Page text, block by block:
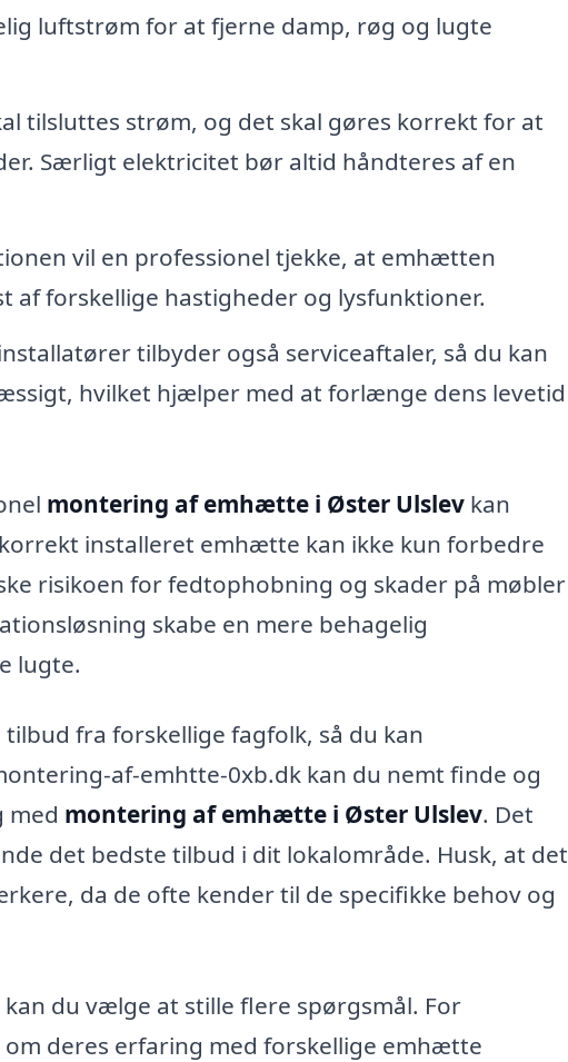
luftstrøm for at fjerne damp, røg og lugte
tilsluttes strøm, og det skal gøres korrekt for at
Særligt elektricitet bør altid håndteres af en
vil en professionel tjekke, at emhætten
af forskellige hastigheder og lysfunktioner.
tilbyder også serviceaftaler, så du kan
hvilket hjælper med at forlænge dens levetid
montering af emhætte i Øster Ulslev kan
installeret emhætte kan ikke kun forbedre
risikoen for fedtophobning og skader på møbler
skabe en mere behagelig
lugte.
fra forskellige fagfolk, så du kan
af-emhtte-0xb.dk kan du nemt finde og
med montering af emhætte i Øster Ulslev. Det
det bedste tilbud i dit lokalområde. Husk, at det
da de ofte kender til de specifikke behov og
du vælge at stille flere spørgsmål. For
deres erfaring med forskellige emhætte